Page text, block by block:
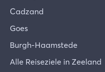
Cadzand
Goes
Burgh-Haamstede
Alle Reiseziele in Zeeland